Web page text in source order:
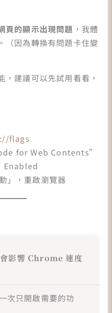
頁的顯示出現問題 ，我體
（因為轉換有問題卡住變
建議可以先試用看看，
flags
for Web Contents”
Enabled
」，重啟瀏覽器
影響 Chrome 速度
次只開啟需要的功